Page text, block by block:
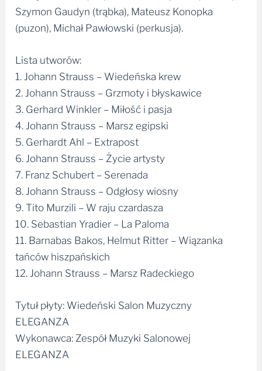
(puzon), Michał Pawłowski (perkusja).
1. Johann Strauss – Wiedeńska krew
2. Johann Strauss – Grzmoty i błyskawice
3. Gerhard Winkler – Miłość i pasja
4. Johann Strauss – Marsz egipski
5. Gerhardt Ahl – Extrapost
6. Johann Strauss – Życie artysty
7. Franz Schubert – Serenada
8. Johann Strauss – Odgłosy wiosny
9. Tito Murzili – W raju czardasza
10. Sebastian Yradier – La Paloma
11. Barnabas Bakos, Helmut Ritter – Wiązanka
tańców hiszpańskich
12. Johann Strauss – Marsz Radeckiego
ELEGANZA
Wykonawca: Zespół Muzyki Salonowej
ELEGANZA